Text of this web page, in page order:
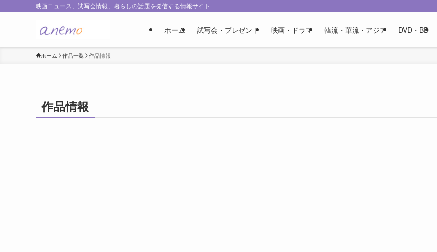
映画ニュース、試写会情報、暮らしの話題を発信する情報サイト
ホーム 試写会・プレゼント 映画・ドラマ 韓流・華流・アジア DVD・BD
ホーム 作品一覧 作品情報
作品情報